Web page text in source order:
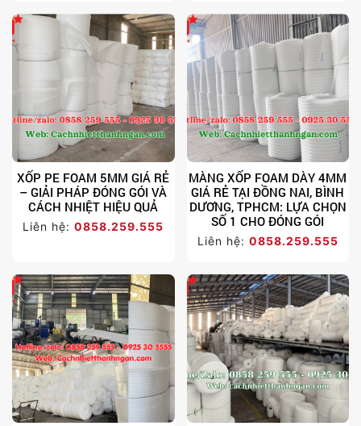
XỐP PE FOAM 5MM GIÁ RẺ
– GIẢI PHÁP ĐÓNG GÓI VÀ
CÁCH NHIỆT HIỆU QUẢ
Liên hệ:0858.259.555
MÀNG XỐP FOAM DÀY 4MM
GIÁ RẺ TẠI ĐỒNG NAI, BÌNH
DƯƠNG, TPHCM: LỰA CHỌN
SỐ 1 CHO ĐÓNG GÓI
Liên hệ: 0858.259.555